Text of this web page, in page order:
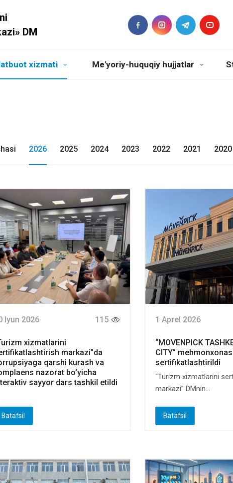
DM
xizmati Me'yoriy-huquqiy hujjatlar
2026 2025 2024 2023 2022 2021 2020
Iyun 2026 115
xizmatlarini
markazi”da
qarshi kurash va
nazorat bo‘yicha
sayyor dars tashkil etildi
Batafsil
1 Aprel 2026
“MOVENPICK
CITY”
sertifikatlashtirildi
“Turizm xizmatlarini
markazi” DMnin...
Batafsil